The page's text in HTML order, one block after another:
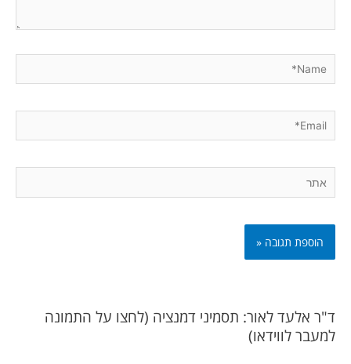
ד"ר אלעד לאור: תסמיני דמנציה (לחצו על התמונה
למעבר לווידאו)
Email*